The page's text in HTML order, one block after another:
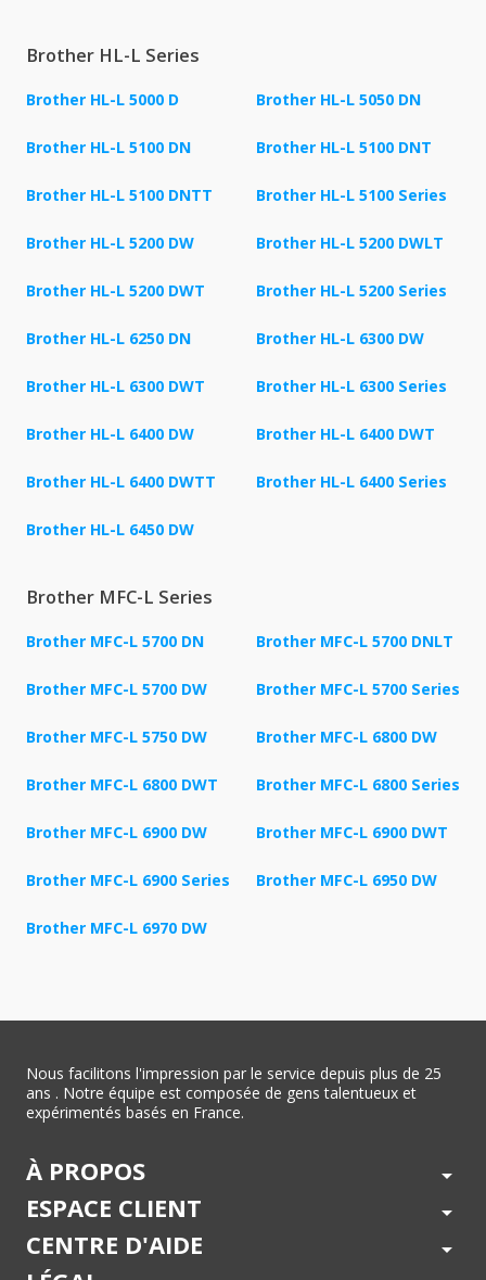
Brother HL-L Series
Brother HL-L 5000 D Brother HL-L 5050 DN
Brother HL-L 5100 DN Brother HL-L 5100 DNT
Brother HL-L 5100 DNTT Brother HL-L 5100 Series
Brother HL-L 5200 DW Brother HL-L 5200 DWLT
Brother HL-L 5200 DWT Brother HL-L 5200 Series
Brother HL-L 6250 DN Brother HL-L 6300 DW
Brother HL-L 6300 DWT Brother HL-L 6300 Series
Brother HL-L 6400 DW Brother HL-L 6400 DWT
Brother HL-L 6400 DWTT Brother HL-L 6400 Series
Brother HL-L 6450 DW
Brother MFC-L Series
Brother MFC-L 5700 DN Brother MFC-L 5700 DNLT
Brother MFC-L 5700 DW Brother MFC-L 5700 Series
Brother MFC-L 5750 DW Brother MFC-L 6800 DW
Brother MFC-L 6800 DWT Brother MFC-L 6800 Series
Brother MFC-L 6900 DW Brother MFC-L 6900 DWT
Brother MFC-L 6900 Series Brother MFC-L 6950 DW
Brother MFC-L 6970 DW
Nous facilitons l'impression par le service depuis plus de 25
ans . Notre équipe est composée de gens talentueux et
expérimentés basés en France.
À PROPOS arrow_drop_down
ESPACE CLIENT arrow_drop_down
CENTRE D'AIDE arrow_drop_down